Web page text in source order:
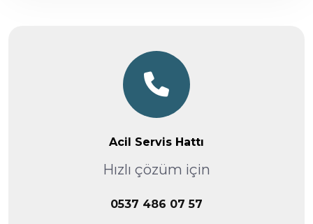
Acil Servis Hattı
Hızlı çözüm için
0537 486 07 57